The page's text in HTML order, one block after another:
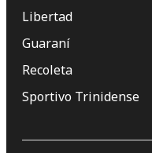
Libertad
Guaraní
Recoleta
Sportivo Trinidense